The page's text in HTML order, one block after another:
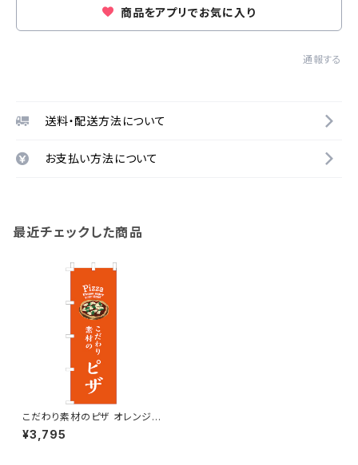
商品をアプリでお気に入り
通報する
送料・配送方法について
お支払い方法について
最近チェックした商品
こだわり素材のピザ オレンジ
のぼり旗
¥3,795